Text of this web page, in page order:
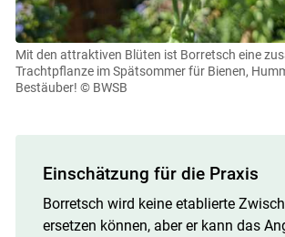
Mit den attraktiven Blüten ist Borretsch eine
Trachtpflanze im Spätsommer für Bienen,
Bestäuber! © BWSB
Einschätzung für die Praxis
Borretsch wird keine etablierte
ersetzen können, aber er kann das